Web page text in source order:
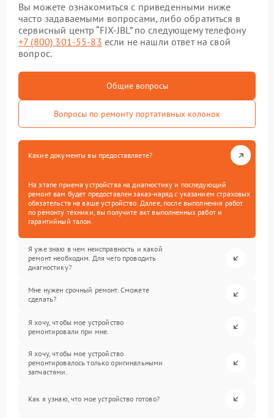
Вы можете ознакомиться с приведенными ниже
часто задаваемыми вопросами, либо обратиться в
сервисный центр “FIX-JBL” по следующему телефону
+7 (800) 301-55-83 если не нашли ответ на свой
вопрос.
Общие вопросы
Вопросы по ремонту портативных колонок
Какие документы вы предоставляете?
На этапе приема устройства на диагностику и последующий
ремонт вам будет предоставлен заказ-наряд с указанием страховых
обязательств на ваше устройство. Далее, после выполнения работ
по ремонту техники, вы получите акт выполненных работ и
гарантийный талон.
Я уже знаю в чем неисправность и какой
ремонт необходим. Для чего проводить
диагностику?
Мне нужен срочный ремонт. Сможете
сделать?
Я хочу, чтобы мое устройство
ремонтировали при мне.
Я хочу, чтобы мое устройство
ремонтировалось только оригинальными
запчастями.
Как я узнаю, что мое устройство готово?